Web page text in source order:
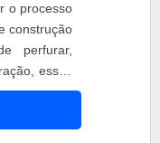
o processo
construção
perfurar,
esses
tempo,